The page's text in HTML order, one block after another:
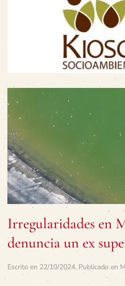
Irregularidades en
denuncia un ex
Escrito en 22/10/2024. Publicado en